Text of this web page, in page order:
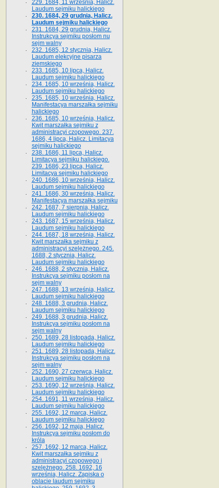
229. 1684, 11 września, Halicz.
Laudum sejmiku halickiego
230. 1684, 29 grudnia, Halicz.
Laudum sejmiku halickiego
231. 1684, 29 grudnia, Halicz.
Instrukcya sejmiku posłom nu
sejm walny
232. 1685, 12 stycznia, Halicz.
Laudum elekcyjne pisarza
ziemskiego
233. 1685, 10 lipca, Halicz.
Laudum sejmiku halickiego
234. 1685, 10 września, Halicz.
Laudum sejmiku halickiego
235. 1685, 10 września, Halicz.
Manifestacya marszałka sejmiku
halickiego
236. 1685, 10 września, Halicz.
Kwit marszałka sejmiku z
administracyi czopowego. 237.
1686, 4 lipca, Halicz. Limitacya
sejmiku halickiego
238. 1686, 11 lipca, Halicz.
Limitacya sejmiku halickiego.
239. 1686, 23 lipca, Halicz.
Limitacya sejmiku halickiego
240. 1686, 10 września, Halicz.
Laudum sejmiku halickiego
241. 1686, 30 września, Halicz.
Manifestacya marszałka sejmiku
242. 1687, 7 sierpnia, Halicz.
Laudum sejmiku halickiego
243. 1687, 15 września, Halicz.
Laudum sejmiku halickiego
244. 1687, 18 września, Halicz.
Kwit marszałka sejmiku z
administracyi szelężnego. 245.
1688, 2 stycznia, Halicz.
Laudum sejmiku halickiego
246. 1688, 2 stycznia, Halicz.
Instrukcya sejmiku posłom na
sejm walny
247. 1688, 13 września, Halicz.
Laudum sejmiku halickiego
248. 1688, 3 grudnia, Halicz.
Laudum sejmiku halickiego
249. 1688, 3 grudnia, Halicz.
Instrukcya sejmiku posłom na
sejm walny
250. 1689, 28 listopada, Halicz.
Laudum sejmiku halickiego
251. 1689, 28 listopada, Halicz.
Instrukcya sejmiku posłom na
sejm walny
252. 1690, 27 czerwca, Halicz.
Laudum sejmiku halickiego
253. 1690, 12 września, Halicz.
Laudum sejmiku halickiego
254. 1691, 11 września, Halicz.
Laudum sejmiku halickiego
255. 1692, 12 marca, Halicz.
Laudum sejmiku halickiego
256. 1692, 12 maja, Halicz.
Instrukcya sejmiku posłom do
króla
257. 1692, 12 marca, Halicz.
Kwit marszałka sejmiku z
administracyi czopowego i
szelężnego. 258. 1692, 16
września, Halicz. Zapiska o
oblacie laudum sejmiku